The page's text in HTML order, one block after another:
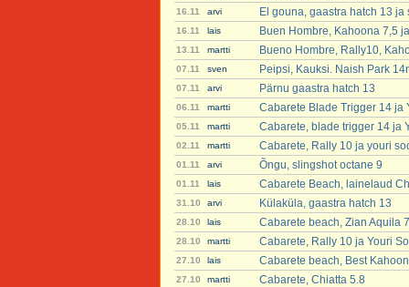
16.11 arvi El gouna, gaastra hatch 13
16.11 lais Buen Hombre, Kahoona 7,5
13.11 martti Bueno Hombre, Rally10,
07.11 sven Peipsi, Kauksi. Naish Park
07.11 arvi Pärnu gaastra hatch 13
06.11 martti Cabarete Blade Trigger 14 ja
05.11 martti Cabarete, blade trigger 14 ja
02.11 martti Cabarete, Rally 10 ja youri
01.11 arvi Õngu, slingshot octane 9
01.11 lais Cabarete Beach, lainelaud
31.10 arvi Külaküla, gaastra hatch 13
28.10 lais Cabarete beach, Zian Aquila
28.10 martti Cabarete, Rally 10 ja Youri
27.10 lais Cabarete beach, Best
27.10 martti Cabarete, Chiatta 5.8